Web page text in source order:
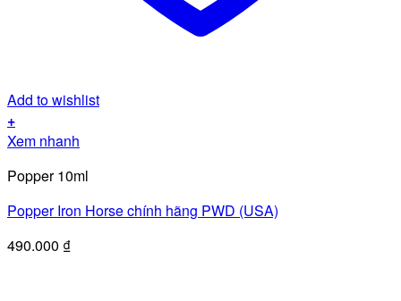
Add to wishlist
+
Xem nhanh
Popper 10ml
Popper Iron Horse chính hãng PWD (USA)
490.000 ₫